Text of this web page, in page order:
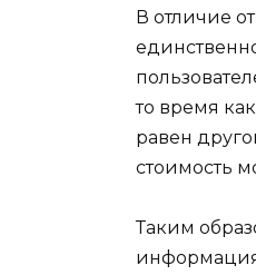
В отличие
то время
равен
стоимость
Таким